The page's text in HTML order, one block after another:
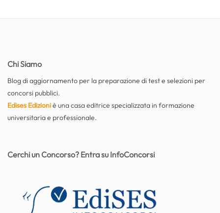
Chi Siamo
Blog di aggiornamento per la preparazione di test e selezioni per
concorsi pubblici.
Edises Edizioniè una casa editrice specializzata in formazione
universitaria e professionale.
Cerchi un Concorso? Entra su InfoConcorsi